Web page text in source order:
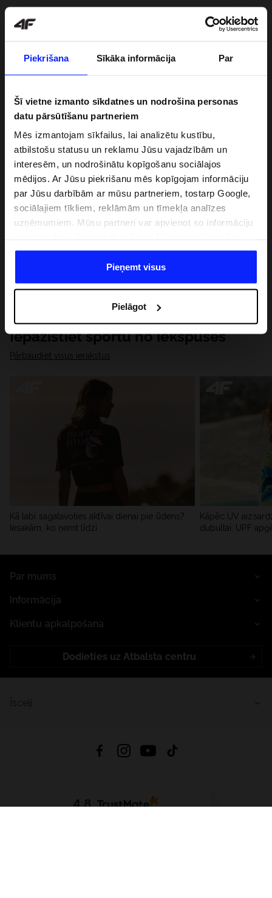
Piekrišana Sīkāka informācija Par
Šī vietne izmanto sīkdatnes un nodrošina personas
datu pārsūtīšanu partneriem
Mēs izmantojam sīkfailus, lai analizētu kustību,
atbilstošu statusu un reklamu Jūsu vajadzībām un
interesēm, un nodrošinātu kopīgošanu sociālajos
mēdijos. Ar Jūsu piekrišanu mēs kopīgojam informāciju
par Jūsu darbībām ar mūsu partneriem, tostarp Google,
sociālajiem tīkliem, reklāmām un tīmekļa analīzes
uzņēmumiem. Mūsu partneri var apvienot so informāciju
datiem, ko viņi iegūst, izmantojot viņu pakalpojumus. Ar
Jūsu atļauju, mēs varam pārsūtīt Jūsu personas datus
saviem partneriem, lai uzlabotu veidu, kadā tiek rādīta
saturu un uzlabotu mūsu partneru piedāvātos risinajumus
( piem. socialos tīklus). Detalizētu informāciju var atrast
mūsu Privātuma politikā un sadaļā "Detaļas".
Pieņemt visus
Pielāgot
Iepazīstiet sportu no iekšpuses
Pārbaudiet visus ierakstus
Kā labi sagatavoties aktīvai dienai pie ūdens?
Iesakām, ko ņemt līdzi
Kāpēc UV
dubultai: UPF
Par mums
Informācija
Klientu apkalpošana
Dodieties uz Atbalsta centru
4.8